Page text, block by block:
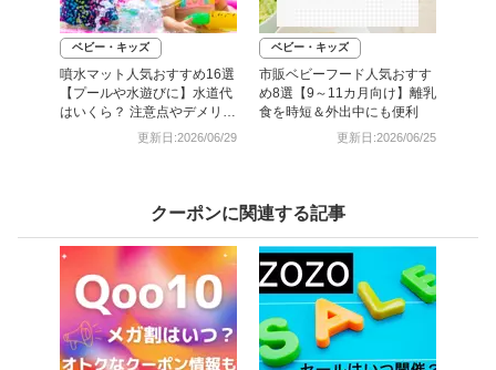
ベビー・キッズ
噴水マット人気おすすめ16選
【プールや水遊びに】水道代
はいくら？ 注意点やデメリッ
更新日:2026/06/29
ベビー・キッズ
市販ベビーフード人気おすす
め8選【9～11カ月向け】離乳
食を時短＆外出中にも便利
更新日:2026/06/25
クーポンに関連する記事